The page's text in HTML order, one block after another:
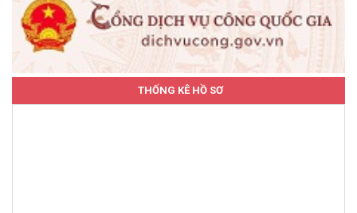
THỐNG KÊ HỒ SƠ